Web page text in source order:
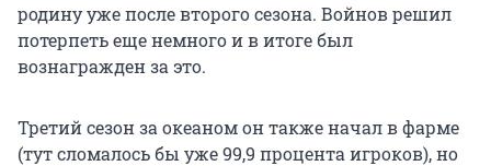
родину уже после второго сезона. Войнов решил
потерпеть еще немного и в итоге был
вознагражден за это.
Третий сезон за океаном он также начал в фарме
(тут сломалось бы уже 99,9 процента игроков), но